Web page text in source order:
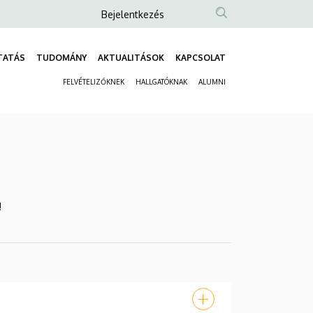
Anonim
fiók
menüje
Bejelentkezés
TUDOMÁNY AKTUALITÁSOK KAPCSOLAT
FELVÉTELIZŐKNEK HALLGATÓKNAK ALUMNI